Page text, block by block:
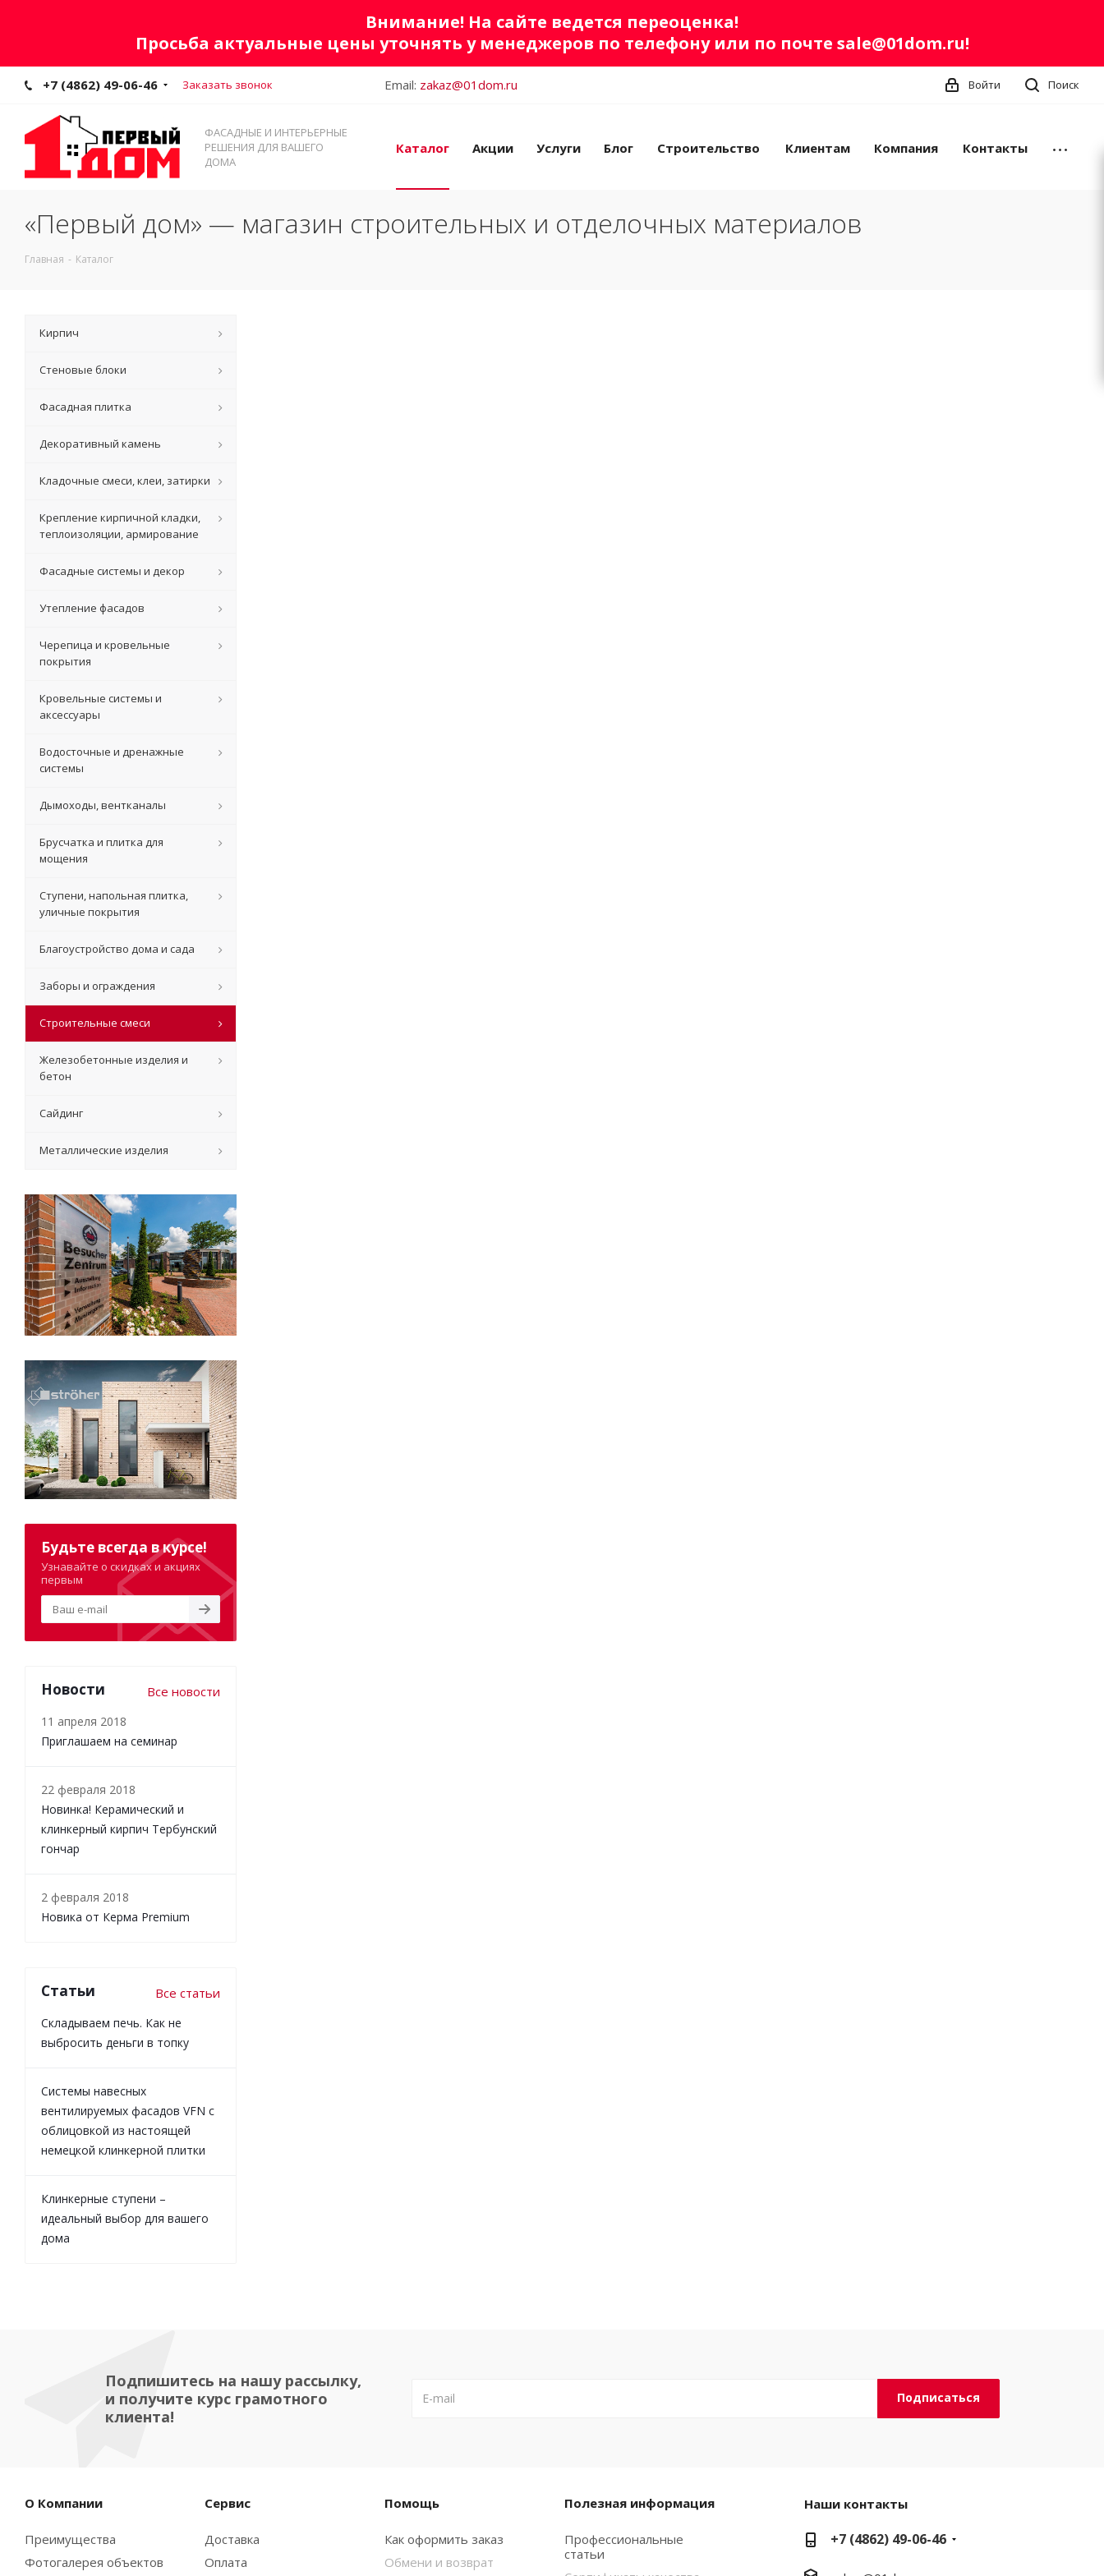
Внимание! На сайте ведется переоценка!
Просьба актуальные цены уточнять у менеджеров по телефону или по почте sale@01dom.ru!
+7 (4862) 49-06-46 Заказать звонок Email: zakaz@01dom.ru Поиск
Войти
ФАСАДНЫЕ И ИНТЕРЬЕРНЫЕ
РЕШЕНИЯ ДЛЯ ВАШЕГО
ДОМА
Каталог Акции Услуги Блог Строительство Клиентам Компания Контакты
«Первый дом» — магазин строительных и отделочных материалов
Главная - Каталог
Кирпич
Стеновые блоки
Фасадная плитка
Декоративный камень
Кладочные смеси, клеи, затирки
Крепление кирпичной кладки,
теплоизоляции, армирование
Фасадные системы и декор
Утепление фасадов
Черепица и кровельные
покрытия
Кровельные системы и
аксессуары
Водосточные и дренажные
системы
Дымоходы, вентканалы
Брусчатка и плитка для
мощения
Ступени, напольная плитка,
уличные покрытия
Благоустройство дома и сада
Заборы и ограждения
Строительные смеси
Железобетонные изделия и
бетон
Сайдинг
Металлические изделия
Будьте всегда в курсе!
Узнавайте о скидках и акциях
первым
Новости Все новости
11 апреля 2018
Приглашаем на семинар
22 февраля 2018
Новинка! Керамический и
клинкерный кирпич Тербунский
гончар
2 февраля 2018
Новика от Керма Premium
Статьи Все статьи
Складываем печь. Как не
выбросить деньги в топку
Системы навесных
вентилируемых фасадов VFN с
облицовкой из настоящей
немецкой клинкерной плитки
Клинкерные ступени –
идеальный выбор для вашего
дома
Подпишитесь на нашу рассылку,
и получите курс грамотного
клиента!
О Компании
Преимущества
Фотогалерея объектов
Сервис
Доставка
Оплата
Помощь
Как оформить заказ
Обмени и возврат
Полезная информация
Профессиональные
статьи
Наши контакты
+7 (4862) 49-06-46